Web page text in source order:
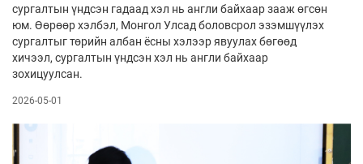
сургалтын үндсэн гадаад хэл нь анг­ли байхаар зааж өг­сөн
юм. Өөрөөр хэлбэл, Монгол Улсад боловсрол эзэм­шүүлэх
сургалтыг төрийн ал­бан ёсны хэлээр явуу­лах бөгөөд
хичээл, сургалтын үнд­сэн хэл нь англи байхаар
зохицуулсан.
2026-05-01